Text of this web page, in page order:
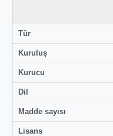
Tür
Kuruluş
Kurucu
Dil
Madde sayısı
Lisans